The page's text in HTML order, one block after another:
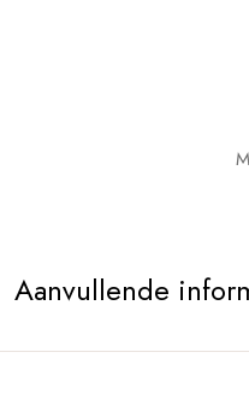
Aanvullende